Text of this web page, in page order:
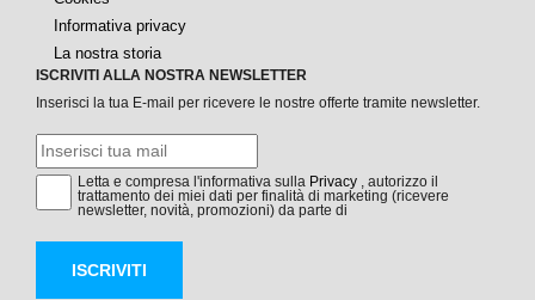
Informativa privacy
La nostra storia
ISCRIVITI ALLA NOSTRA NEWSLETTER
Inserisci la tua E-mail per ricevere le nostre offerte tramite newsletter.
Letta e compresa l'informativa sulla Privacy , autorizzo il
trattamento dei miei dati per finalità di marketing (ricevere
newsletter, novità, promozioni) da parte di
ISCRIVITI